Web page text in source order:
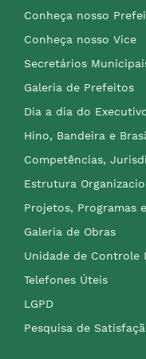
Conheça nosso
Conheça nosso Vice
Secretários
Galeria de Prefeitos
Dia a dia do
Hino, Bandeira e
Competências,
Estrutura
Projetos, Programas
Galeria de Obras
Unidade de Controle
Telefones Úteis
LGPD
Pesquisa de